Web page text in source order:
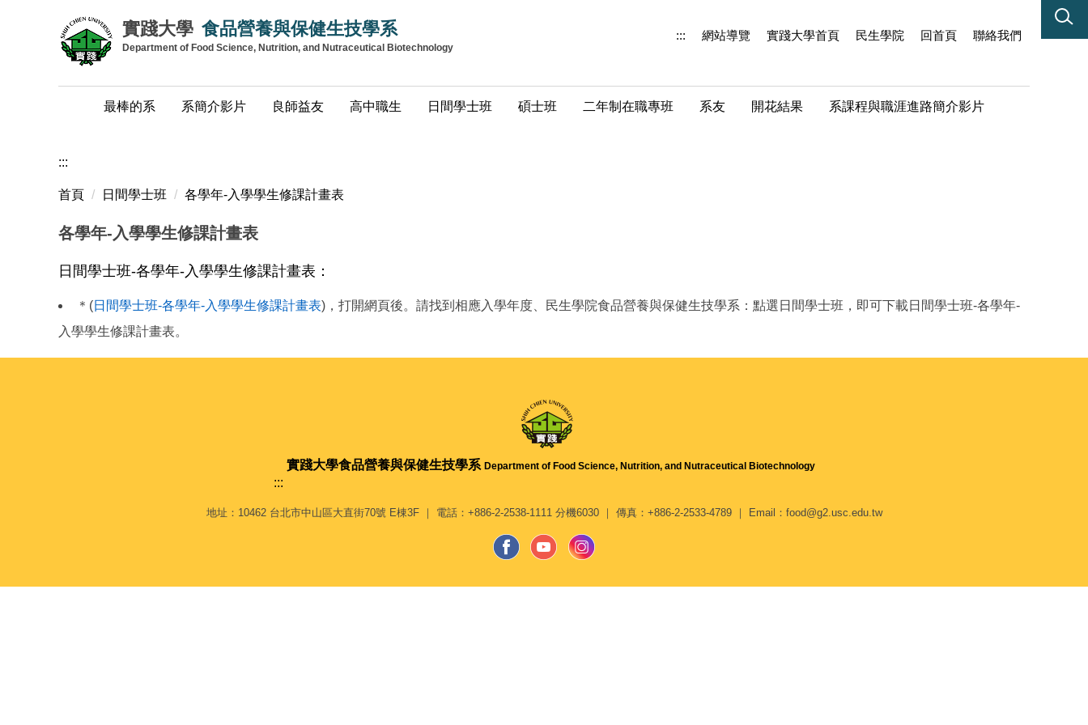
實踐大學 食品營養與保健生技學系
Department of Food Science, Nutrition, and Nutraceutical Biotechnology
最棒的系 系簡介影片 良師益友 高中職生 日間學士班 碩士班 二年制在職專班 系友 開花結果 系課程與職涯進路簡介影片
::: 網站導覽 實踐大學首頁 民生學院 回首頁 聯絡我們
:::
首頁 日間學士班 各學年-入學學生修課計畫表
各學年-入學學生修課計畫表
日間學士班-各學年-入學學生修課計畫表：
＊(日間學士班-各學年-入學學生修課計畫表)，打開網頁後。 請找到相應入學年度、民生學院食品營養與保健生技學系：點選日間學士班，即可下載日間學士班-各學年-
入學學生修課計畫表。
:::
實踐大學食品營養與保健生技學系 Department of Food Science, Nutrition, and Nutraceutical Biotechnology
地址：10462 台北市中山區大直街70號 E棟3F ｜ 電話：+886-2-2538-1111 分機6030 ｜ 傳真：+886-2-2533-4789 ｜ Email：food@g2.usc.edu.tw